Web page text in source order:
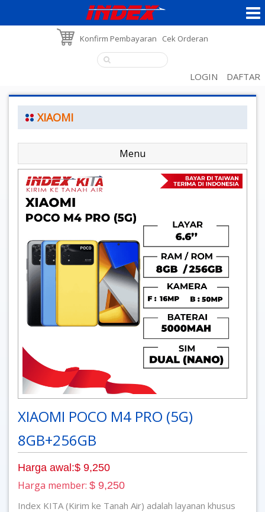
Konfirm Pembayaran Cek Orderan
LOGIN DAFTAR
XIAOMI
Menu
XIAOMI POCO M4 PRO (5G)
8GB+256GB
Harga awal:$ 9,250
Harga member: $ 9,250
Index KITA (Kirim ke Tanah Air) adalah layanan khusus